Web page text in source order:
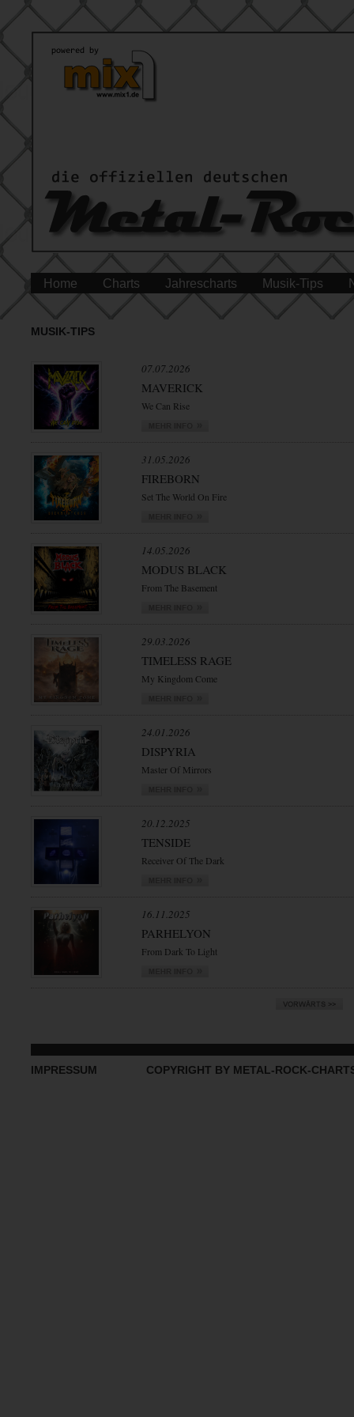
Home Charts Jahrescharts Musik-Tips
MUSIK-TIPS
07.07.2026
MAVERICK
We Can Rise
31.05.2026
FIREBORN
Set The World On Fire
14.05.2026
MODUS BLACK
From The Basement
29.03.2026
TIMELESS RAGE
My Kingdom Come
24.01.2026
DISPYRIA
Master Of Mirrors
20.12.2025
TENSIDE
Receiver Of The Dark
16.11.2025
PARHELYON
From Dark To Light
IMPRESSUM COPYRIGHT BY METAL-ROCK-